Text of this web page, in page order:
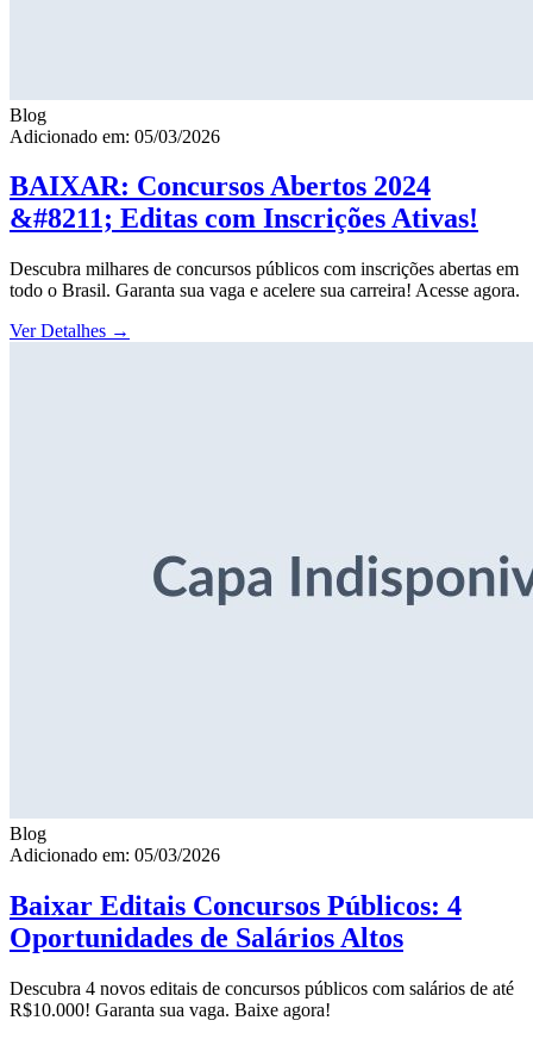
Blog
Adicionado em: 05/03/2026
BAIXAR: Concursos Abertos 2024
&#8211; Editas com Inscrições Ativas!
Descubra milhares de concursos públicos com inscrições abertas em
todo o Brasil. Garanta sua vaga e acelere sua carreira! Acesse agora.
Ver Detalhes →
Blog
Adicionado em: 05/03/2026
Baixar Editais Concursos Públicos: 4
Oportunidades de Salários Altos
Descubra 4 novos editais de concursos públicos com salários de até
R$10.000! Garanta sua vaga. Baixe agora!